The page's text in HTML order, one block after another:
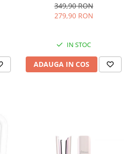
dispozitiv spumare, filtru
dublu din inox, Negru/Inox
349,90 RON
279,90 RON
IN STOC
ADAUGA IN COS